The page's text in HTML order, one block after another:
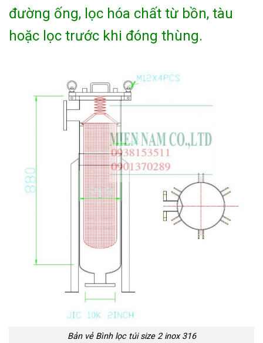
đường ống, lọc hóa chất từ bồn, tàu
hoặc lọc trước khi đóng thùng.
Bản vẻ Bình lọc túi size 2 inox 316